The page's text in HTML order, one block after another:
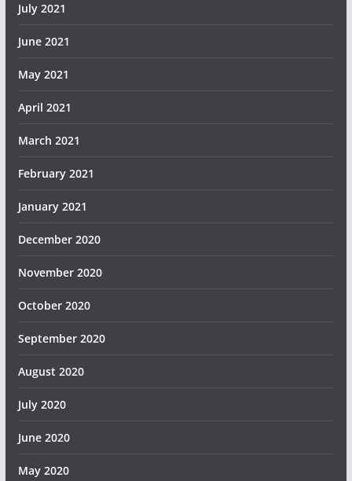
July 2021
June 2021
May 2021
April 2021
March 2021
February 2021
January 2021
December 2020
November 2020
October 2020
September 2020
August 2020
July 2020
June 2020
May 2020